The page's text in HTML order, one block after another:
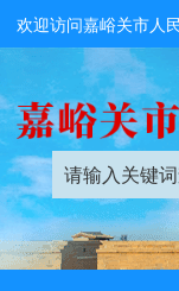
欢迎访问嘉峪关市人